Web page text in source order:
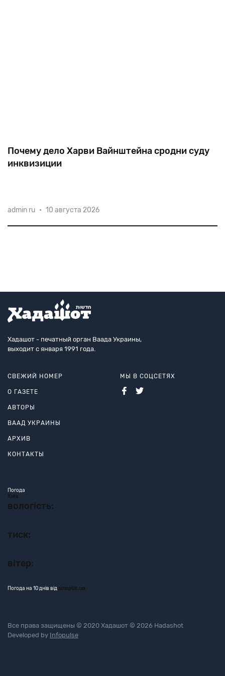
Почему дело Харви Вайнштейна сродни суду
инквизиции
ураган «Харви», а в октябре — еще один ураган
«Харви», для американцев щекочуще
admin ru • 10 августа 2026
Хадашот - печатный орган Ваада Украины,
выходит с января 1991 года.
СВЕЖИЙ НОМЕР
О ГАЗЕТЕ
АВТОРЫ
ВААД УКРАИНЫ
АРХИВ
КОНТАКТЫ
МЫ В СОЦСЕТЯХ
Погода
Київ
вологість:
тиск:
вітер:
Погода на 10 днів від sinoptik.ua
Все права защищены © 2020 Хадашот © 2026 Hadashot
Developed by Infopulse